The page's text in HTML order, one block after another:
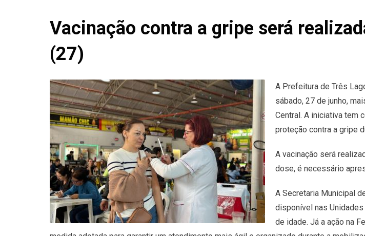
Vacinação contra a gripe será
(27)
A Prefeitura de Três
sábado, 27 de junho,
Central. A iniciativa tem
proteção contra a gripe
A vacinação será
dose, é necessário
A Secretaria Municipal
disponível nas
de idade. Já a ação na